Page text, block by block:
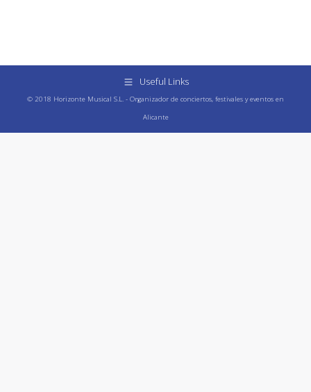
Useful Links
© 2018 Horizonte Musical S.L. - Organizador de conciertos, festivales y eventos en
Alicante